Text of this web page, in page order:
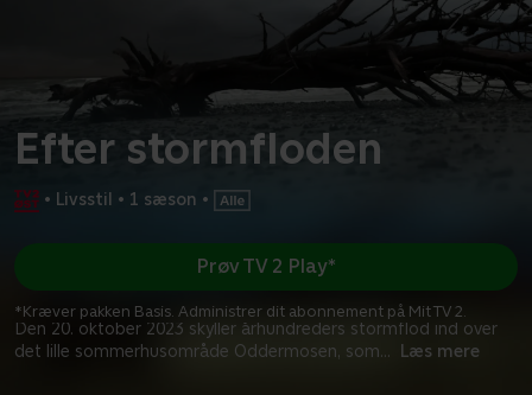
Efter stormfloden
• Livsstil • 1 sæson •
Den 20. oktober 2023 skyller århundreders stormflod ind over
det lille sommerhusområde Oddermosen, som... Læs mere
Prøv TV 2 Play*
*Kræver pakken Basis. Administrer dit abonnement på Mit TV 2.